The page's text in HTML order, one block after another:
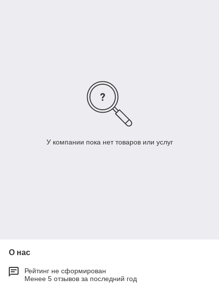
У компании пока нет товаров или услуг
О нас
Рейтинг не сформирован
Менее 5 отзывов за последний год